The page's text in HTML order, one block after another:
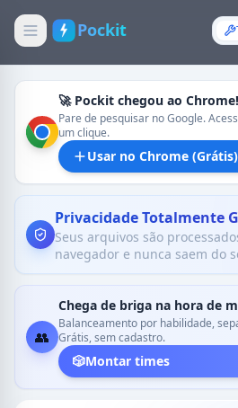
Pockit
🚀 Pockit chegou ao Chrome!
Pare de pesquisar no Google.
um clique.
Usar no Chrome (Grátis)
Privacidade Totalmente
Seus arquivos são
navegador e nunca saem do
👥
Chega de briga na hora de
Balanceamento por habilidade,
Grátis, sem cadastro.
🎲Montar times